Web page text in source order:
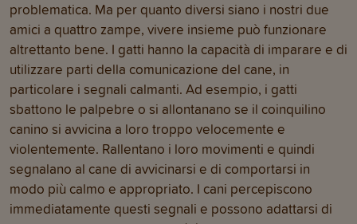
problematica. Ma per quanto diversi siano i nostri due
amici a quattro zampe, vivere insieme può funzionare
altrettanto bene. I gatti hanno la capacità di imparare e di
utilizzare parti della comunicazione del cane, in
particolare i segnali calmanti. Ad esempio, i gatti
sbattono le palpebre o si allontanano se il coinquilino
canino si avvicina a loro troppo velocemente e
violentemente. Rallentano i loro movimenti e quindi
segnalano al cane di avvicinarsi e di comportarsi in
modo più calmo e appropriato. I cani percepiscono
immediatamente questi segnali e possono adattarsi di